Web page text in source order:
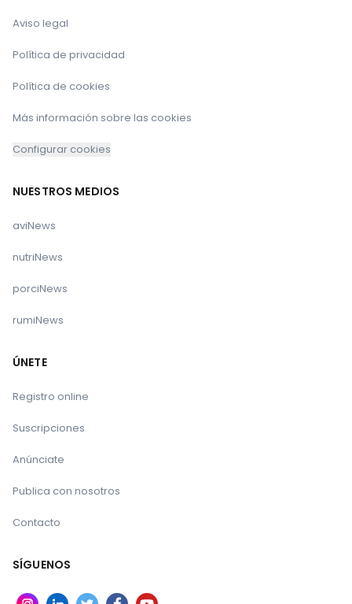
Aviso legal
Política de privacidad
Política de cookies
Más información sobre las cookies
Configurar cookies
NUESTROS MEDIOS
aviNews
nutriNews
porciNews
rumiNews
ÚNETE
Registro online
Suscripciones
Anúnciate
Publica con nosotros
Contacto
SÍGUENOS